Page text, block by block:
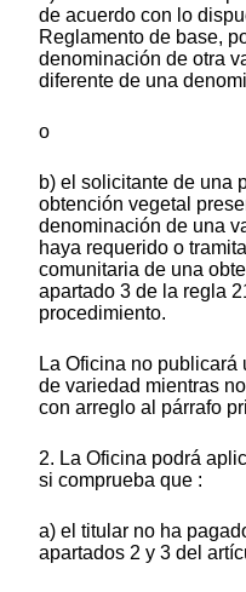
de acuerdo con lo
Reglamento de base,
denominación de otra
diferente de una
o
b) el solicitante de una
obtención vegetal
denominación de una
haya requerido o
comunitaria de una
apartado 3 de la regla
procedimiento.
La Oficina no
de variedad mientras
con arreglo al párrafo
2. La Oficina podrá
si comprueba que :
a) el titular no ha
apartados 2 y 3 del